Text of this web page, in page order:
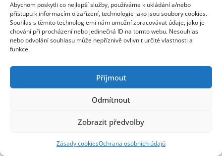
Abychom poskytli co nejlepší služby, používáme k ukládání a/nebo
přístupu k informacím o zařízení, technologie jako jsou soubory cookies.
Souhlas s těmito technologiemi nám umožní zpracovávat údaje, jako je
chování při procházení nebo jedinečná ID na tomto webu. Nesouhlas
nebo odvolání souhlasu může nepříznivě ovlivnit určité vlastnosti a
funkce.
Příjmout
Odmítnout
Zobrazit předvolby
Zásady cookiesOchrana osobních údajů